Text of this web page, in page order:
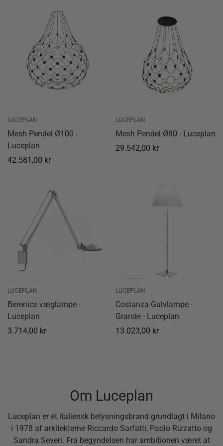
LUCEPLAN
Mesh Pendel Ø100 -
Luceplan
Normal
42.581,00 kr
LUCEPLAN
Mesh Pendel Ø80 - Luceplan
Normal
29.542,00 kr
LUCEPLAN
Berenice væglampe -
Luceplan
Normal
3.714,00 kr
LUCEPLAN
Costanza Gulvlampe -
Grande - Luceplan
Normal
13.023,00 kr
Om Luceplan
Luceplan er et italiensk belysningsbrand grundlagt i Milano
i 1978 af arkitekterne Riccardo Sarfatti, Paolo Rizzatto og
Sandra Severi. Fra begyndelsen har ambitionen været at